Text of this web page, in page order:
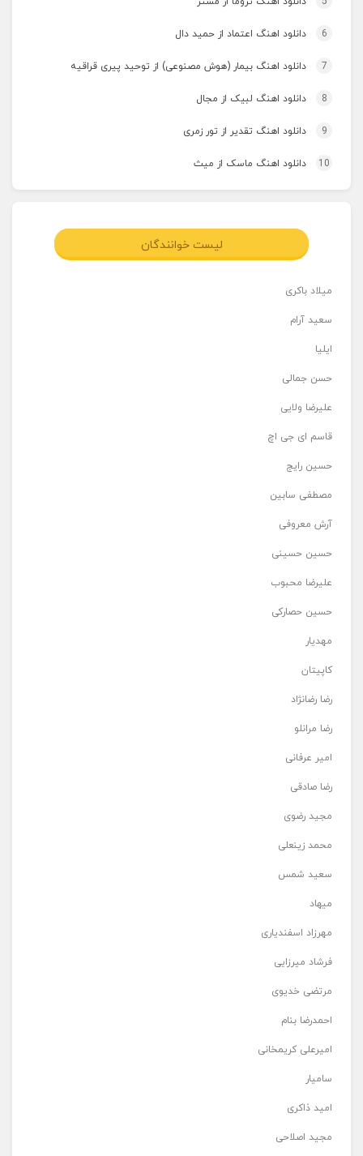
6 دانلود اهنگ اعتماد از حمید دال
7 دانلود اهنگ بیمار (هوش مصنوعی) از توحید پیری قراقیه
8 دانلود اهنگ لبیک از مجال
9 دانلود اهنگ تقدیر از تور زمری
10 دانلود اهنگ ماسک از میث
لیست خوانندگان
میلاد باکری
سعید آرام
ایلیا
حسن جمالی
علیرضا ولایی
قاسم ای جی اچ
حسین رایج
مصطفی سابین
آرش معروفی
حسین حسینی
علیرضا محبوب
حسین حصارکی
مهدیار
کاپیتان
رضا رضانژاد
رضا مرانلو
امیر عرفانی
رضا صادقی
مجید رضوی
محمد زینعلی
سعید شمس
میهاد
مهرزاد اسفندیاری
فرشاد میرزایی
مرتضی خدیوی
احمدرضا بنام
امیرعلی کریمخانی
سامیار
امید ذاکری
مجید اصلاحی